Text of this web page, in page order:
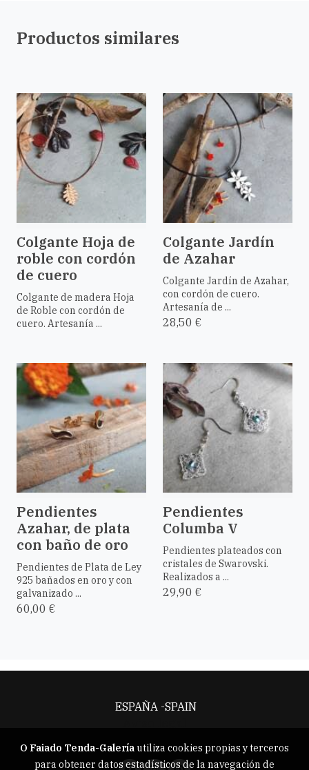
Productos similares
Colgante Hoja de
roble con cordón
de cuero
Colgante de madera Hoja
de Roble con cordón de
cuero. Artesanía ...
Colgante Jardín
de Azahar
Colgante Jardín de Azahar,
con cordón de cuero.
Artesanía de ...
28,50 €
Pendientes
Azahar, de plata
con baño de oro
Pendientes de Plata de Ley
925 bañados en oro y con
galvanizado ...
60,00 €
Pendientes
Columba V
Pendientes plateados con
cristales de Swarovski.
Realizados a ...
29,90 €
ESPAÑA -SPAIN
O Faiado Tenda-Galeríautiliza cookies propias y terceros
para obtener datos estadísticos de la navegación de